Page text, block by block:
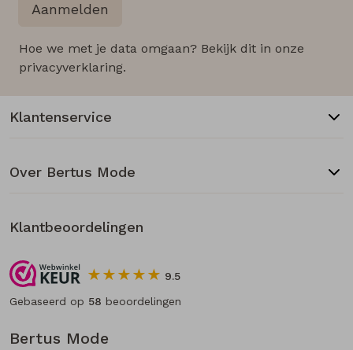
Aanmelden
Hoe we met je data omgaan? Bekijk dit in onze
privacyverklaring.
Bertus Mode
Klantenservice
Over Bertus Mode
Klantbeoordelingen
9.5
Gebaseerd op 58 beoordelingen